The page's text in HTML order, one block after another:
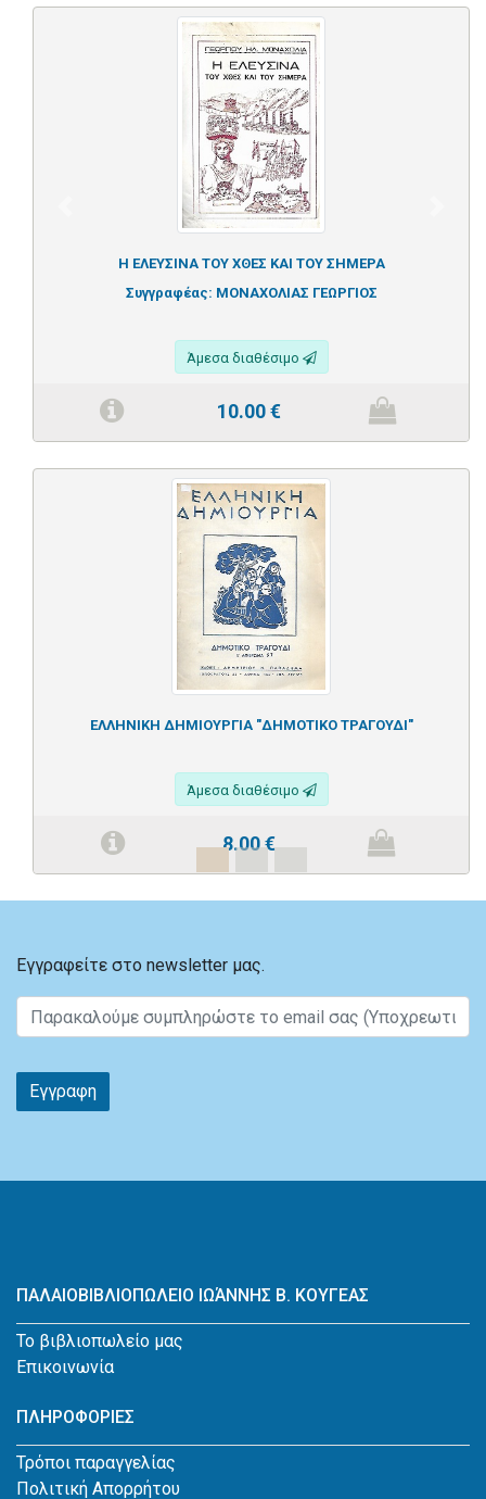
Η ΕΛΕΥΣΙΝΑ ΤΟΥ ΧΘΕΣ ΚΑΙ ΤΟΥ ΣΗΜΕΡΑ
Συγγραφέας: ΜΟΝΑΧΟΛΙΑΣ ΓΕΩΡΓΙΟΣ
Άμεσα διαθέσιμο
10.00€
ΕΛΛΗΝΙΚΗ ΔΗΜΙΟΥΡΓΙΑ "ΔΗΜΟΤΙΚΟ ΤΡΑΓΟΥΔΙ"
Άμεσα διαθέσιμο
8.00€
Εγγραφείτε στο newsletter μας.
Εγγραφη
ΠΑΛΑΙΟΒΙΒΛΙΟΠΩΛΕΙΟ ΙΩΆΝΝΗΣ Β. ΚΟΥΓΕΑΣ
Το βιβλιοπωλείο μας
Επικοινωνία
ΠΛΗΡΟΦΟΡΙΕΣ
Τρόποι παραγγελίας
Πολιτική Απορρήτου